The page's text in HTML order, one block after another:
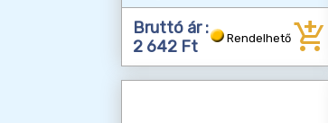
Bruttó ár :
2 642 Ft
Rendelhető add_shopping_cart